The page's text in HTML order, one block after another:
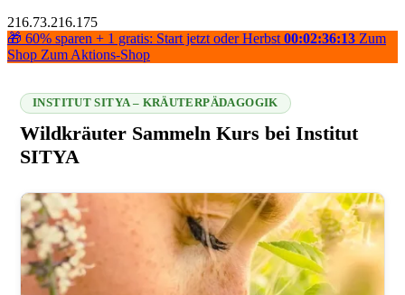
216.73.216.175
🎁 60% sparen + 1 gratis: Start jetzt oder Herbst 00:02:36:13 Zum
Shop Zum Aktions-Shop
INSTITUT SITYA – KRÄUTERPÄDAGOGIK
Wildkräuter Sammeln Kurs bei Institut
SITYA
216.73.216.175 2026-08-07 21:22:39